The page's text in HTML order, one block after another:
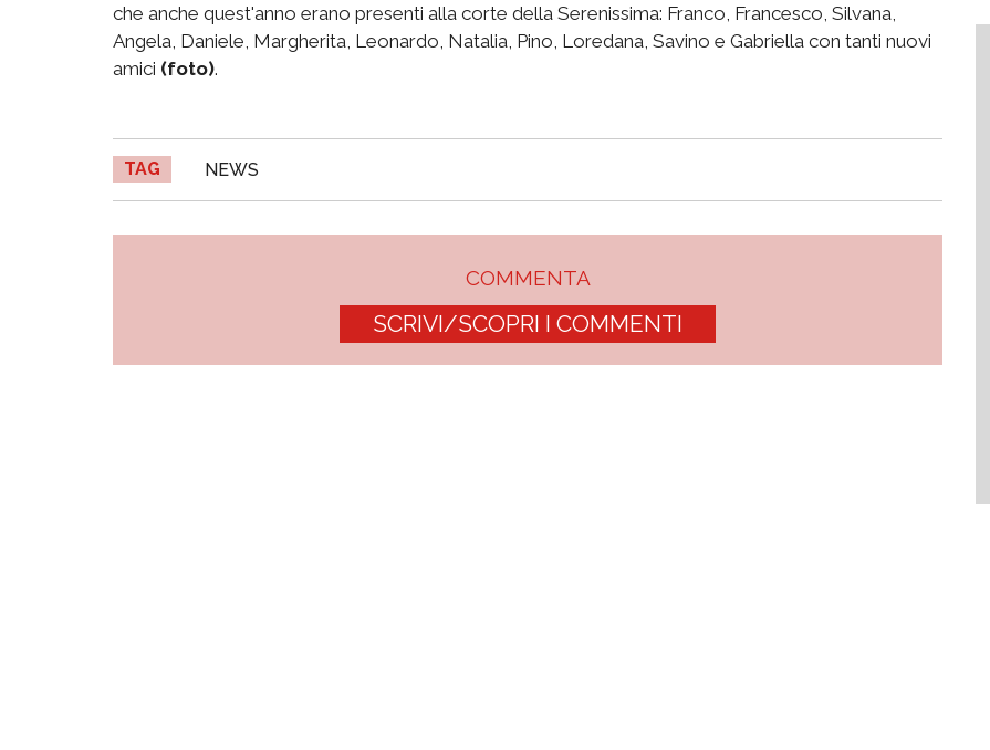
che anche quest'anno erano presenti alla corte della Serenissima: Franco, Francesco, Silvana,
Angela, Daniele, Margherita, Leonardo, Natalia, Pino, Loredana, Savino e Gabriella con tanti nuovi
amici (foto).
TAG NEWS
COMMENTA
SCRIVI/SCOPRI I COMMENTI